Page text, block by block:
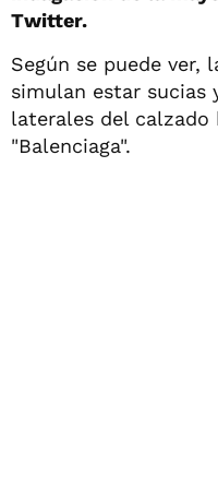
Twitter.
Según se puede ver,
simulan estar sucias
laterales del
"Balenciaga".